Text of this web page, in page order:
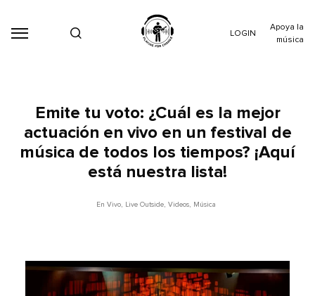
LOGIN
Apoya la
música
Emite tu voto: ¿Cuál es la mejor
actuación en vivo en un festival de
música de todos los tiempos? ¡Aquí
está nuestra lista!
En Vivo, Live Outside, Videos, Música